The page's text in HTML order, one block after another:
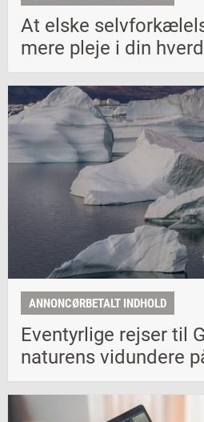
At elske
mere pleje i din
ANNONCØRBETALT INDHOLD
Eventyrlige rejser til
naturens vidundere